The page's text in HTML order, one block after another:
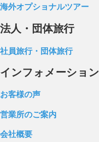
海外オプショナルツアー
法人・団体旅行
社員旅行・団体旅行
インフォメーション
お客様の声
営業所のご案内
会社概要